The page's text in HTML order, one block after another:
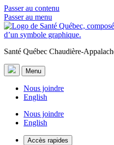
Passer au contenu
Passer au menu
Santé Québec Chaudière-
Menu
Nous joindre
English
Nous joindre
English
Accès rapides